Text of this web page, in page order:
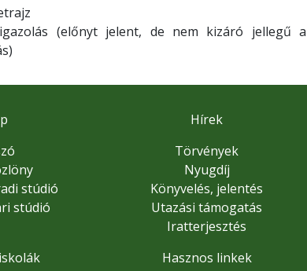
igazolás (előnyt jelent, de nem kizáró jellegű a
Hírek
stúdió
stúdió
Törvények
Nyugdíj
Könyvelés, jelentés
Utazási támogatás
Iratterjesztés
Hasznos linkek